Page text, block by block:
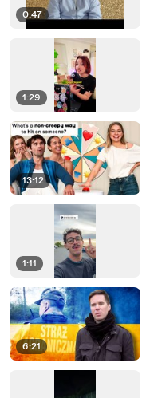
0:47
1:29
13:12
1:11
6:21